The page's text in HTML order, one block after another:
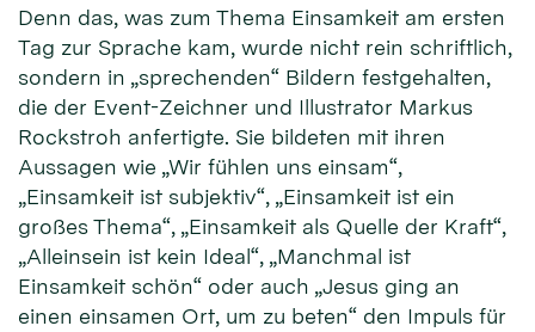
Denn das, was zum Thema Einsamkeit am ersten
Tag zur Sprache kam, wurde nicht rein schriftlich,
sondern in „sprechenden“ Bildern festgehalten,
die der Event-Zeichner und Illustrator Markus
Rockstroh anfertigte. Sie bildeten mit ihren
Aussagen wie „Wir fühlen uns einsam“,
„Einsamkeit ist subjektiv“, „Einsamkeit ist ein
großes Thema“, „Einsamkeit als Quelle der Kraft“,
„Alleinsein ist kein Ideal“, „Manchmal ist
Einsamkeit schön“ oder auch „Jesus ging an
einen einsamen Ort, um zu beten“ den Impuls für